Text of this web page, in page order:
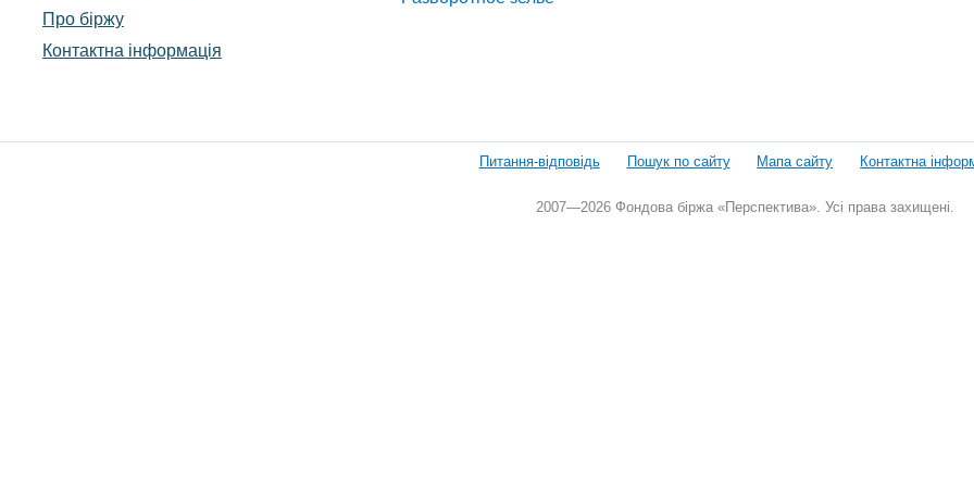
Про біржу
Контактна інформація
Питання-відповідь Пошук по сайту Мапа сайту Контактна
2007—2026 Фондова біржа «Перспектива». Усі права захищені.